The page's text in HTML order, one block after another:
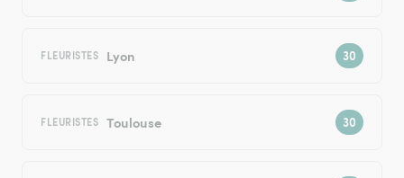
FLEURISTES Lyon
FLEURISTES Toulouse